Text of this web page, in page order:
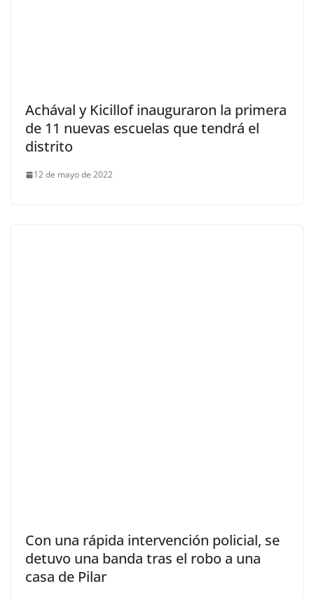
Achával y Kicillof inauguraron la primera
de 11 nuevas escuelas que tendrá el
distrito
12 de mayo de 2022
Con una rápida intervención policial, se
detuvo una banda tras el robo a una
casa de Pilar